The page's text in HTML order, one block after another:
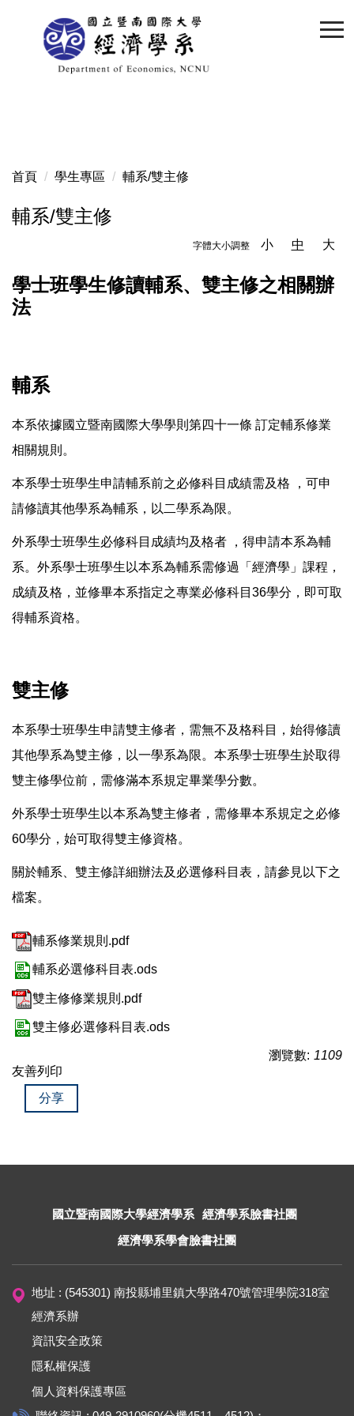
首頁 學生專區 輔系/雙主修
輔系/雙主修
字體大小調整 小 中 大
學士班學生修讀輔系、雙主修之相關辦
法
輔系
本系依據國立暨南國際大學學則第四十一條 訂定輔系修業
相關規則。
本系學士班學生申請輔系前之必修科目成績需及格 ，可申
請修讀其他學系為輔系，以二學系為限。
外系學士班學生必修科目成績均及格者 ，得申請本系為輔
系。外系學士班學生以本系為輔系需修過「經濟學」課程，
成績及格，並修畢本系指定之專業必修科目36學分，即可取
得輔系資格。
雙主修
本系學士班學生申請雙主修者，需無不及格科目，始得修讀
其他學系為雙主修，以一學系為限。本系學士班學生於取得
雙主修學位前，需修滿本系規定畢業學分數。
外系學士班學生以本系為雙主修者，需修畢本系規定之必修
60學分，始可取得雙主修資格。
關於輔系、雙主修詳細辦法及必選修科目表，請參見以下之
檔案。
輔系修業規則.pdf
輔系必選修科目表.ods
雙主修修業規則.pdf
雙主修必選修科目表.ods
瀏覽數: 1109
友善列印
分享
國立暨南國際大學經濟學系 經濟學系臉書社團
經濟學系學會臉書社團
地址 : (545301) 南投縣埔里鎮大學路470號管理學院318室
經濟系辦
資訊安全政策
隱私權保護
個人資料保護專區